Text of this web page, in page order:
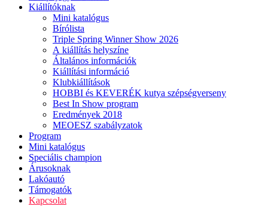
Kiállítóknak
Mini katalógus
Bírólista
Triple Spring Winner Show 2026
A kiállítás helyszíne
Általános információk
Kiállítási információ
Klubkiállítások
HOBBI és KEVERÉK kutya szépségverseny
Best In Show program
Eredmények 2018
MEOESZ szabályzatok
Program
Mini katalógus
Speciális champion
Árusoknak
Lakóautó
Támogatók
Kapcsolat